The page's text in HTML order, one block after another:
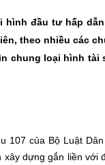
hình đầu tư hấp
theo nhiều các
chung loại hình tài
107 của Bộ Luật
xây dựng gắn liền với